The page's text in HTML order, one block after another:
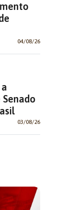
04/08/26
03/08/26